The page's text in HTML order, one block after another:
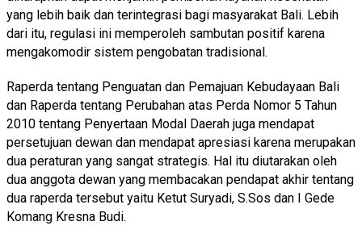
yang lebih baik dan terintegrasi bagi masyarakat Bali. Lebih
dari itu, regulasi ini memperoleh sambutan positif karena
mengakomodir sistem pengobatan tradisional.
Raperda tentang Penguatan dan Pemajuan Kebudayaan Bali
dan Raperda tentang Perubahan atas Perda Nomor 5 Tahun
2010 tentang Penyertaan Modal Daerah juga mendapat
persetujuan dewan dan mendapat apresiasi karena merupakan
dua peraturan yang sangat strategis. Hal itu diutarakan oleh
dua anggota dewan yang membacakan pendapat akhir tentang
dua raperda tersebut yaitu Ketut Suryadi, S.Sos dan I Gede
Komang Kresna Budi.